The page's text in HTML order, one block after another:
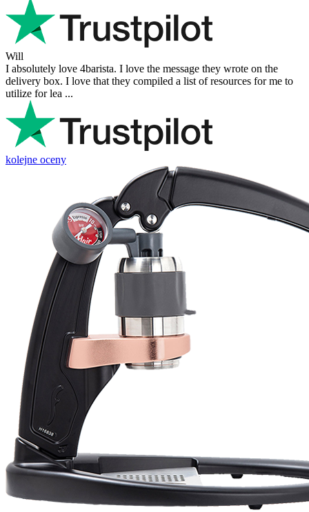
Will
I absolutely love 4barista. I love the message they wrote on the
delivery box. I love that they compiled a list of resources for me to
utilize for lea ...
kolejne oceny